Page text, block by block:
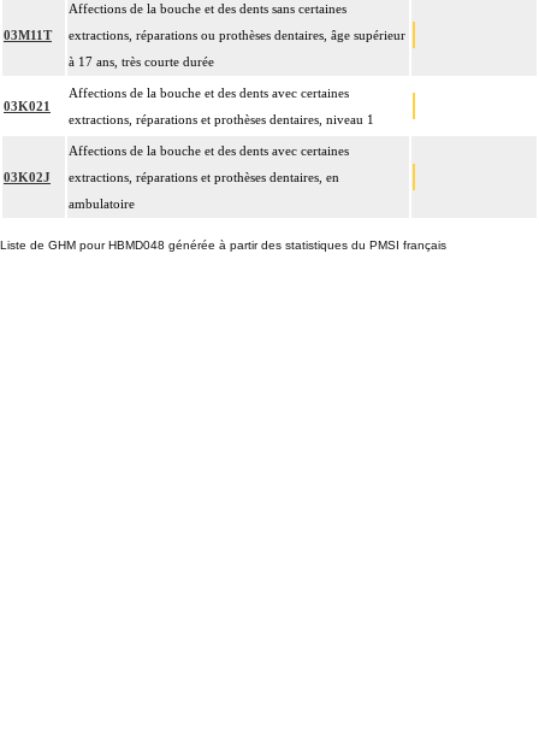
03M11T
Affections de la bouche et des dents sans certaines
extractions, réparations ou prothèses dentaires, âge supérieur
à 17 ans, très courte durée
03K021
Affections de la bouche et des dents avec certaines
extractions, réparations et prothèses dentaires, niveau 1
03K02J
Affections de la bouche et des dents avec certaines
extractions, réparations et prothèses dentaires, en
ambulatoire
Liste de GHM pour HBMD048 générée à partir des statistiques du PMSI français